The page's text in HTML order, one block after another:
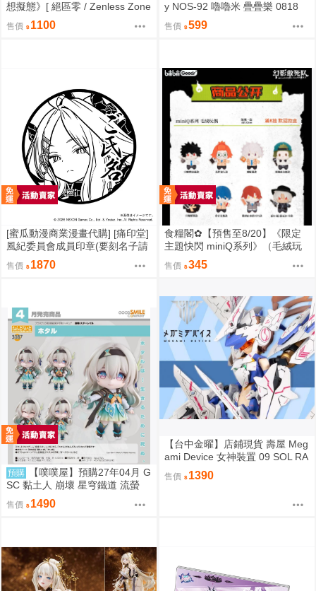
想擬態》[ 絕區零 / Zenless Zone
Zero / 三酸化碳素 / 妄想天使 / 千
夏 / 愛芮 / 南宮羽 / 三小隻 / 夢想
售價 1100
y NOS-92 嚕嚕米 疊疊樂 0818
售價 599
[蜜瓜動漫商業漫畫代購] [痛印堂]
風紀委員會成員印章(要刻名子請
下單備註)(預約至8/28)(12月預
約)(蔚藍檔案)
售價 1870
食糧閣✿【預售至8/20】《限定
主題快閃 miniQ系列》（毛絨玩
偶）惡靈剋星／幻影敢死隊／主
題快閃／宍喰野虎落／是岸遊人
都
售價 345
預購
【噗噗屋】預購27年04月 G
SC 黏土人 崩壞 星穹鐵道 流螢
免訂金
售價 1490
【台中金曜】店鋪現貨 壽屋 Meg
ami Device 女神裝置 09 SOL RA
PTOR 白梟 猛禽 組裝模型
售價 1390